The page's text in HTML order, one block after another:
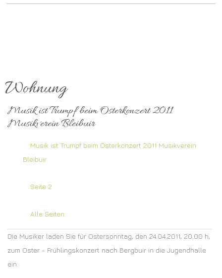
Wohnung
Musik ist Trumpf beim Osterkonzert 2011
Musikverein Bleibuir
Musik ist Trumpf beim Osterkonzert 2011 Musikverein
Bleibuir
Seite 2
Alle Seiten
Die Musiker laden Sie für Ostersonntag, den 24.04.2011, 20.00 h,
zum Oster - Frühlingskonzert nach Bergbuir in die Jugendhalle
ein.